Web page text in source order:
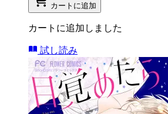
カートに追加
カートに追加しました
試し読み